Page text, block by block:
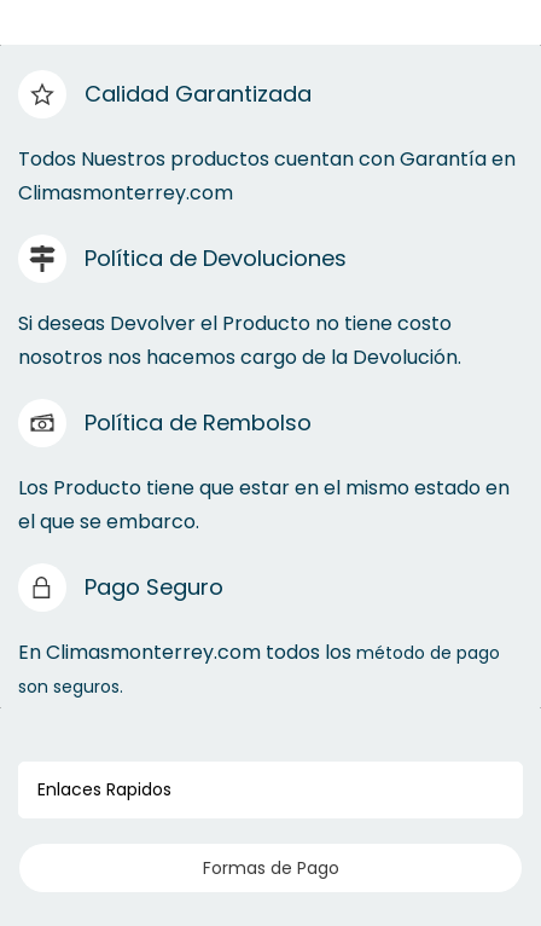
Calidad Garantizada
Todos Nuestros productos cuentan con Garantía en
Climasmonterrey.com
Política de Devoluciones
Si deseas Devolver el Producto no tiene costo
nosotros nos hacemos cargo de la Devolución.
Política de Rembolso
Los Producto tiene que estar en el mismo estado en
el que se embarco.
Pago Seguro
En Climasmonterrey.com todos los método de pago
son seguros.
Enlaces Rapidos
Formas de Pago